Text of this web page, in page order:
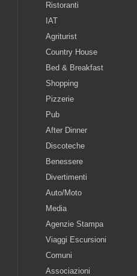
Ristoranti
IAT
Agriturist
Country House
Bed & Breakfast
Shopping
Pizzerie
Pub
After Dinner
Discoteche
Benessere
Divertimenti
Auto/Moto
Media
Agenzie Stampa
Viaggi Escursioni
Comuni
Associazioni